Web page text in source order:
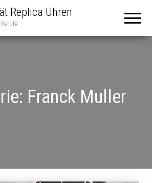
Replica Uhren
Franck Muller